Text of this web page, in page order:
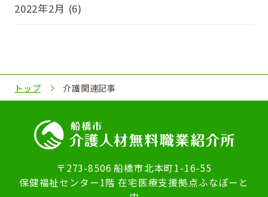
2022年2月 (6)
トップ 介護関連記事
〒273-8506 船橋市北本町1-16-55
保健福祉センター1階 在宅医療支援拠点ふなぽーと